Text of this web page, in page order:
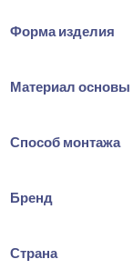
Форма изделия
Материал основы
Способ монтажа
Бренд
Страна